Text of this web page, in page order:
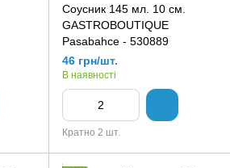
Соусник 145 мл. 10 см.
GASTROBOUTIQUE
Pasabahce - 530889
46 грн/шт.
В наявності
Кратно 2 шт.